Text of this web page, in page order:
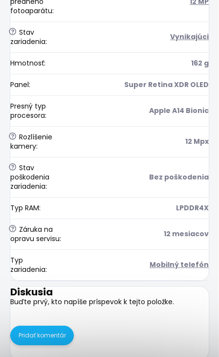
fotoaparátu:
? Stav
zariadenia: Vynikajúci
Hmotnosť: 162 g
Panel: Super Retina XDR OLED
Presný typ
procesora: Apple A14 Bionic
? Rozlíšenie
kamery: 12 Mpx
? Stav
poškodenia
zariadenia:
Bez poškodenia
Typ RAM: LPDDR4X
? Záruka na
opravu servisu: 12 mesiacov
Typ
zariadenia: Mobilný telefón
Diskusia
Buďte prvý, kto napíše príspevok k tejto položke.
Pridať komentár